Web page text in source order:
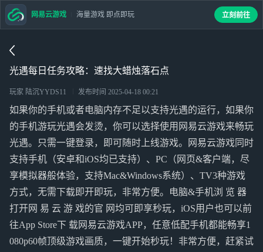
光遇每日任务攻略：速找大蜡烛落石点
玩家 陆沉YYDS11 发布时间 2025-04-18 00:21
如果你的手机或者电脑内存不足以支持光遇的运行，如果你
的手机游玩光遇会发烫，你可以选择使用网易云游戏来畅玩
光遇。只需一键登录，即可随时上线游戏。网易云游戏同时
支持手机（安卓和iOS均已支持）、PC（网页&客户端，尽
享模拟器般体验，支持Mac&Windows系统）、TV3种游戏
方式，无需下载即开即玩，非常方便。电脑&手机浏 览 器
打开网 易 云 游 戏的官 网均可即享秒玩，iOS用户也可以前
往App Store下 载网易云游戏APP，任意低配手机都能畅享1
080p60帧顶级游戏画质，一键开始秒玩！非常方便，赶紧试
网易云游戏 海量游戏 即点即玩 立刻前往